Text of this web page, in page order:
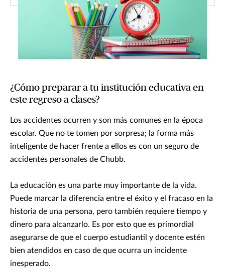
¿Cómo preparar a tu institución educativa en
este regreso a clases?
Los accidentes ocurren y son más comunes en la época
escolar. Que no te tomen por sorpresa; la forma más
inteligente de hacer frente a ellos es con un seguro de
accidentes personales de Chubb.
La educación es una parte muy importante de la vida.
Puede marcar la diferencia entre el éxito y el fracaso en la
historia de una persona, pero también requiere tiempo y
dinero para alcanzarlo. Es por esto que es primordial
asegurarse de que el cuerpo estudiantil y docente estén
bien atendidos en caso de que ocurra un incidente
inesperado.